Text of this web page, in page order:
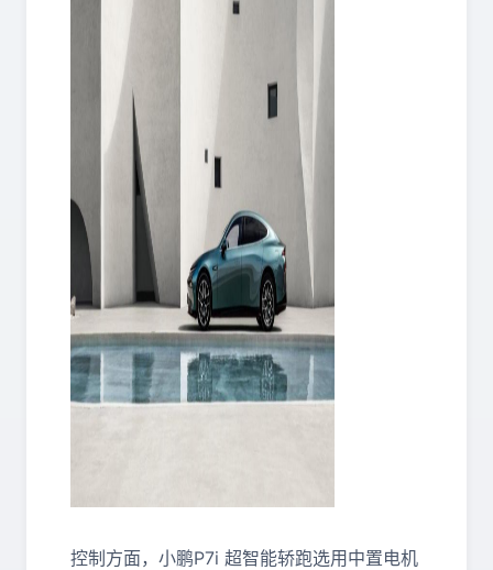
控制方面，小鹏P7i 超智能轿跑选用中置电机